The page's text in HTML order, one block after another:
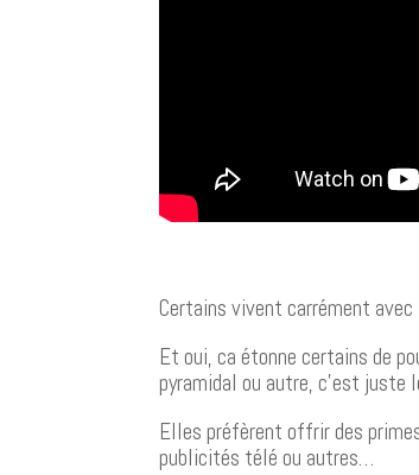
Certains vivent carrément
Et oui, ca étonne certains de
pyramidal ou autre, c’est juste
Elles préfèrent offrir des
publicités télé ou autres…